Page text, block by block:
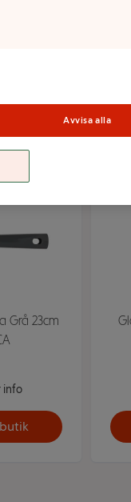
Grå 23cm
info
Avvisa alla